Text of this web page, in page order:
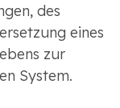
des
eines
zur
System.